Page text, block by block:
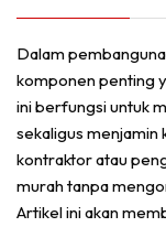
Dalam
komponen penting
ini berfungsi untuk
sekaligus menjamin
kontraktor atau
murah tanpa
Artikel ini akan